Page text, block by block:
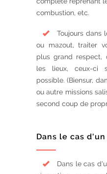
combustion, etc.
Toujours dans
ou mazout, traiter
plus grand respect,
les lieux, ceux-ci
possible. (Biensur,
ou autre missions
second coup de
Dans le cas
Dans le cas